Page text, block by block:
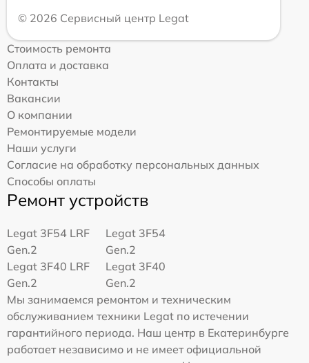
© 2026 Сервисный центр Legat
Стоимость ремонта
Оплата и доставка
Контакты
Вакансии
О компании
Ремонтируемые модели
Наши услуги
Согласие на обработку персональных данных
Способы оплаты
Ремонт устройств
Legat 3F54 LRF
Gen.2
Legat 3F54
Gen.2
Legat 3F40 LRF
Gen.2
Legat 3F40
Gen.2
Мы занимаемся ремонтом и техническим
обслуживанием техники Legat по истечении
гарантийного периода. Наш центр в Екатеринбурге
работает независимо и не имеет официальной